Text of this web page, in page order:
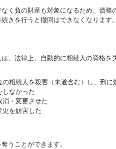
く負の財産も対象になるため、債務
きを行うと撤回はできなくなります
、法律上、自動的に相続人の資格を
相続人を殺害（未遂含む）し、刑に
しなかった
・変更させた
更を妨害した
うことができます。